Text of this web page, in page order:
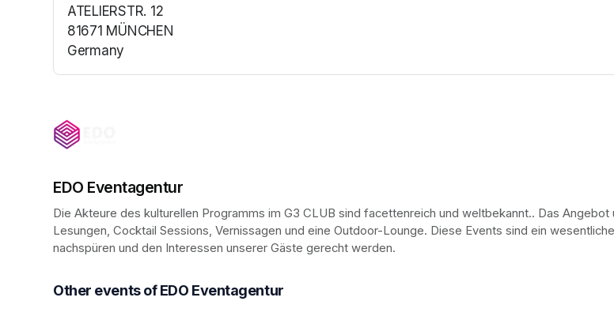
ATELIERSTR. 12
81671 MÜNCHEN
Germany
EDO Eventagentur
Die Akteure des kulturellen Programms im G3 CLUB sind facettenreich und weltbekannt.. Das
Lesungen, Cocktail Sessions, Vernissagen und eine Outdoor-Lounge. Diese Events sind ein
nachspüren und den Interessen unserer Gäste gerecht werden.
Other events of EDO Eventagentur